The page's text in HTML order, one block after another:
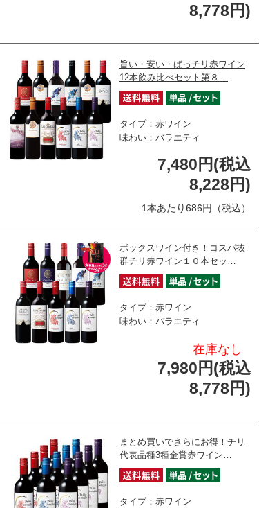
8,778円)
旨い・安い・ばっチリ赤ワイン
12本飲み比べセット第８…
タイプ：赤ワイン
味わい：バラエティ
7,480円(税込
8,228円)
1本あたり686円（税込）
ボックスワイン付き！コスパ抜
群チリ赤ワイン１０本セッ…
タイプ：赤ワイン
味わい：バラエティ
在庫なし
7,980円(税込
8,778円)
まとめ買いでさらにお得！チリ
代表品種3種金賞赤ワイン…
タイプ：赤ワイン